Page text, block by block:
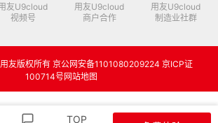
友U9cloud
视频号
用友U9cloud
商户合作
用友U9cloud
制造业社群
友版权所有 京公网安备1101080209224 京ICP证
100714号网站地图
TOP